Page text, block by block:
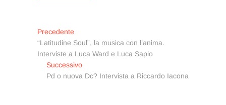
Navigazione
articoli
Precedente
precedente:
“Latitudine Soul”, la musica con l’anima.
Interviste a Luca Ward e Luca Sapio
SuccessivoArticolo
successivo:
Pd o nuova Dc? Intervista a Riccardo Iacona